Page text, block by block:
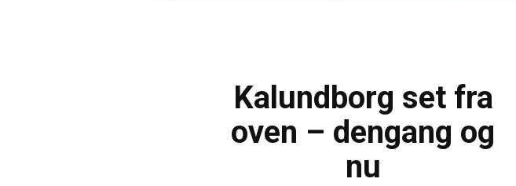
Kalundborg set fra
oven – dengang og
nu